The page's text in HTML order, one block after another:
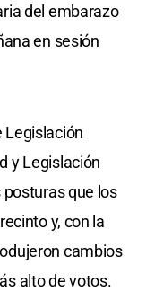
del embarazo
en sesión
Legislación
y Legislación
posturas que los
y, con la
cambios
alto de votos.